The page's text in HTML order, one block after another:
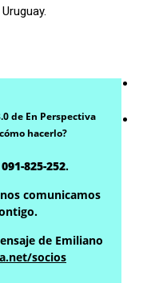
de En Perspectiva
hacerlo?
091-825-252.
comunicamos
de Emiliano
socios